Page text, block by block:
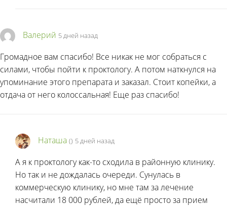
Валерий 5 дней назад
Громадное вам спасибо! Все никак не мог собраться с
силами, чтобы пойти к проктологу. А потом наткнулся на
упоминание этого препарата и заказал. Стоит копейки, а
отдача от него колоссальная! Еще раз спасибо!
Наташа () 5 дней назад
А я к проктологу как-то сходила в районную клинику.
Но так и не дождалась очереди. Сунулась в
коммерческую клинику, но мне там за лечение
насчитали 18 000 рублей, да ещё просто за прием